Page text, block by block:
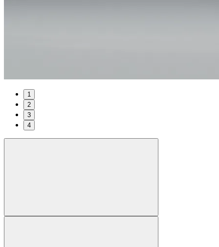
1
2
3
4